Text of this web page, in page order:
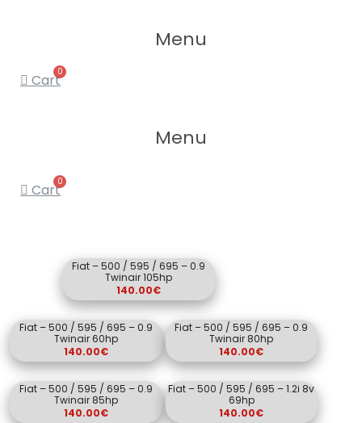
Menu
Cart
Menu
Cart
Fiat – 500 / 595 / 695 – 0.9
Twinair 105hp
140.00€
Fiat – 500 / 595 / 695 – 0.9
Twinair 60hp
140.00€
Fiat – 500 / 595 / 695 – 0.9
Twinair 80hp
140.00€
Fiat – 500 / 595 / 695 – 0.9
Twinair 85hp
140.00€
Fiat – 500 / 595 / 695 – 1.2i 8v
69hp
140.00€